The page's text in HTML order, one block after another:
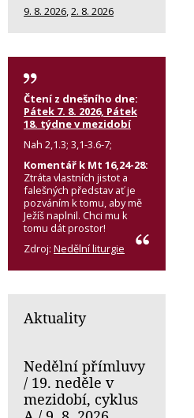
9. 8. 2026,2. 8. 2026
Čtení z dnešního dne:
Pátek 7. 8. 2026, Pátek
18. týdne v mezidobí
Nah 2,1.3; 3,1-3.6-7;
Komentář k Mt 16,24-28:
Ztráta vlastních jistot a
falešných představ ať je
pozváním k tomu, aby mě
Ježíš naplnil. Chci mu k
tomu dát prostor!
Zdroj: Nedělní liturgie
Aktuality
Nedělní přímluvy
/ 19. neděle v
mezidobí, cyklus